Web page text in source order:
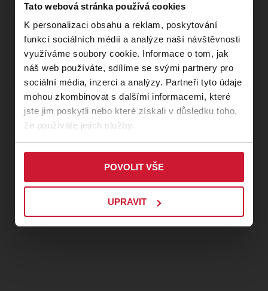
Tato webová stránka používá cookies
K personalizaci obsahu a reklam, poskytování
funkcí sociálních médií a analýze naší návštěvnosti
využíváme soubory cookie. Informace o tom, jak
náš web používáte, sdílíme se svými partnery pro
sociální média, inzerci a analýzy. Partneři tyto údaje
mohou zkombinovat s dalšími informacemi, které
jste jim poskytli nebo které získali v důsledku toho,
že používáte jejich služby.
POVOLIT VŠE
UPRAVIT